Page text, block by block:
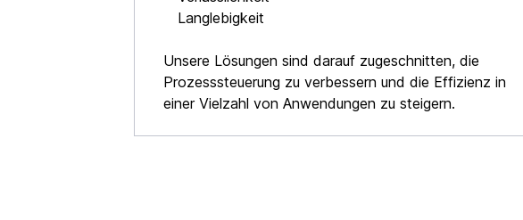
Langlebigkeit
Unsere Lösungen sind darauf zugeschnitten, die
Prozesssteuerung zu verbessern und die Effizienz in
einer Vielzahl von Anwendungen zu steigern.